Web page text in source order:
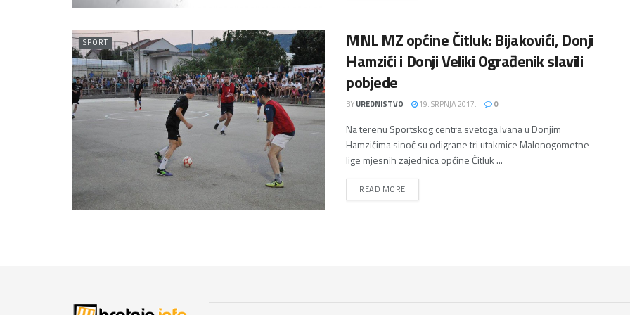
SPORT
MNL MZ općine Čitluk: Bijakovići, Donji
Hamzići i Donji Veliki Ograđenik slavili
pobjede
BYUREDNISTVO 19. SRPNJA 2017. 0
Na terenu Sportskog centra svetoga Ivana u Donjim
Hamzićima sinoć su odigrane tri utakmice Malonogometne
lige mjesnih zajednica općine Čitluk ...
READ MOREDETAILS